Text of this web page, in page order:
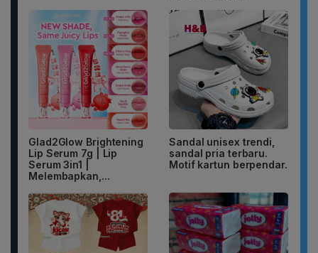
Glad2Glow Brightening
Lip Serum 7g | Lip
Serum 3in1 |
Melembapkan,...
Sandal unisex trendi,
sandal pria terbaru.
Motif kartun berpendar.